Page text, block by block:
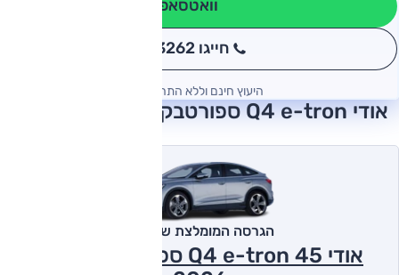
וואטסאפ
חייגו 3262
היעוץ חינם וללא התחייבות
אודי Q4 e-tron ספורטבק 2026 חוות דעת
הגרסה המומלצת של אוטו
אודי Q4 e-tron 45 ספורטבק חשמלי